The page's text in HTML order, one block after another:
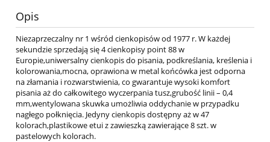
Opis
Niezaprzeczalny nr 1 wśród cienkopisów od 1977 r. W każdej
sekundzie sprzedają się 4 cienkopisy point 88 w
Europie,uniwersalny cienkopis do pisania, podkreślania, kreślenia i
kolorowania,mocna, oprawiona w metal końcówka jest odporna
na złamania i rozwarstwienia, co gwarantuje wysoki komfort
pisania aż do całkowitego wyczerpania tusz,grubość linii – 0,4
mm,wentylowana skuwka umożliwia oddychanie w przypadku
nagłego połknięcia. Jedyny cienkopis dostępny aż w 47
kolorach,plastikowe etui z zawieszką zawierające 8 szt. w
pastelowych kolorach.